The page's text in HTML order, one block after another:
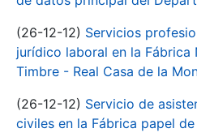
(26-12-12) Servicios
jurídico laboral en la Fábrica
Timbre - Real Casa de la
(26-12-12) Servicio de
civiles en la Fábrica papel